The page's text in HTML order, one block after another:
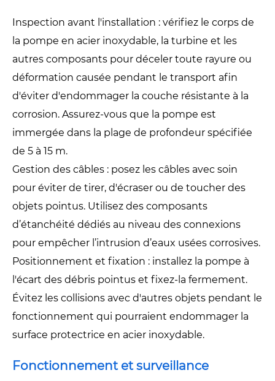
Inspection avant l'installation : vérifiez le corps de
la pompe en acier inoxydable, la turbine et les
autres composants pour déceler toute rayure ou
déformation causée pendant le transport afin
d'éviter d'endommager la couche résistante à la
corrosion. Assurez-vous que la pompe est
immergée dans la plage de profondeur spécifiée
de 5 à 15 m.
Gestion des câbles : posez les câbles avec soin
pour éviter de tirer, d'écraser ou de toucher des
objets pointus. Utilisez des composants
d’étanchéité dédiés au niveau des connexions
pour empêcher l’intrusion d’eaux usées corrosives.
Positionnement et fixation : installez la pompe à
l'écart des débris pointus et fixez-la fermement.
Évitez les collisions avec d'autres objets pendant le
fonctionnement qui pourraient endommager la
surface protectrice en acier inoxydable.
Fonctionnement et surveillance